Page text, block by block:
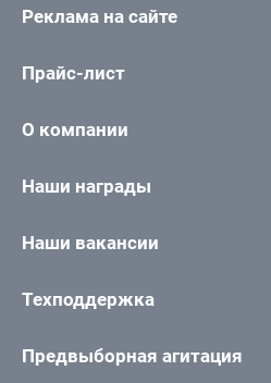
Реклама на сайте
Прайс-лист
О компании
Наши награды
Наши вакансии
Техподдержка
Предвыборная агитация